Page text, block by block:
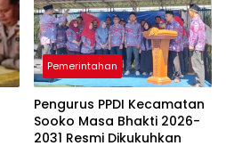
Pemerintahan
Pengurus PPDI Kecamatan
Sooko Masa Bhakti 2026-
2031 Resmi Dikukuhkan